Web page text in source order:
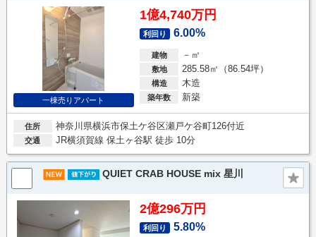
一棟売りアパート
1億4,740万円
利回り 6.00%
建物 －㎡
敷地 285.58㎡（86.54坪）
構造 木造
築年数 新築
住所 神奈川県横浜市保土ケ谷区瀬戸ケ谷町126付近
交通 JR横須賀線 保土ヶ谷駅 徒歩 10分
QUIET CRAB HOUSE mix 星川
2億296万円
利回り 5.80%